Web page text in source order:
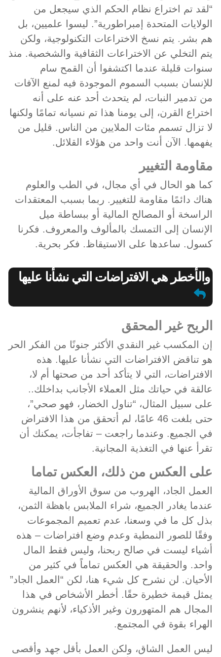
“لقد تم اختراع نظام الحكم الذي سيجعل من
الولايات المتحدة إمبراطورية”. ليسوا علميين، بل
هم بشر. يتم نسخ الاختراعات التكنولوجية، ولكن
يتم التخلي عن الاختراعات الثقافية والشخصية. منذ
سنوات قليلة عندما اكتشفوا أن القمح سام
للإنسان بسبب السموم الموجودة فيه لمنع الآفات
من تدمير النبات، لم يتحدث أحد عنه على أنه
اختراع القرن، إلى يومنا هذا تم نسيانه تمامًا ولكنها
لا تزال تسمم مئات الملايين من الناس. قليل من
يفهمها. الآن أنت واحد من هؤلاء القلائل.
مقاومة التغيير
كما هو الحال في أي مجال، في الطب والعلوم
هناك دائمًا مقاومة للتغيير. ربما بسبب المعتقدات
الراسخة أو المصالح المالية أو ببساطة ميل
الإنسان إلى التمسك بالمألوف والمعروف. فكرنا
كسول. ساعدها على الاستيقاظ. فكر بحرية.
والأخطر هي الافتراضات التي نشأنا عليها
الربح غير المحقق
إن المكسب غير النقدي الأكثر جنونًا من الفكر الحر
هو تناقض الافتراضات التي نشأنا عليها. هذه
الافتراضات، التي لا يتأكد أحد من صحتها أم لا،
عالقة في حياتك مثل العملاء الأجانب بداخلك..
على سبيل المثال، “تناول الخضار، فهو صحي”،
حتى بلغت 46 عامًا، لم أتحقق من هذا الافتراض
في الجميع. وعندما راجعت – تفاجأت، يمكنك أن
تقرأ عنها في التغذية المجانية.
على العكس من ذلك، العكس تماما
العمل الجاد، الهروب من سوق الأوراق المالية
عندما يغادر الجميع، شراء الملابس باهظة الثمن،
بذل كل ما في وسعنا، عدم تعميم المجموعات
وفقًا للصور النمطية وعدم وضع افتراضات – هذه
أشياء ليست في صالح ربحنا، وليس فقط المال
واحد. والحقيقة هي العكس تماماً في كثير من
الأحيان. لن نشرح كل شيء هنا، لكن “العمل الجاد”
يمثل قيمة خطيرة حقًا. أخطر الأشخاص في هذا
المجال هم المتهورون وغير الأذكياء، لأنهم ينشرون
الهراء بقوة في المجتمع.
ليس العمل الشاق، ولكن العمل بأقل جهد وأقصى